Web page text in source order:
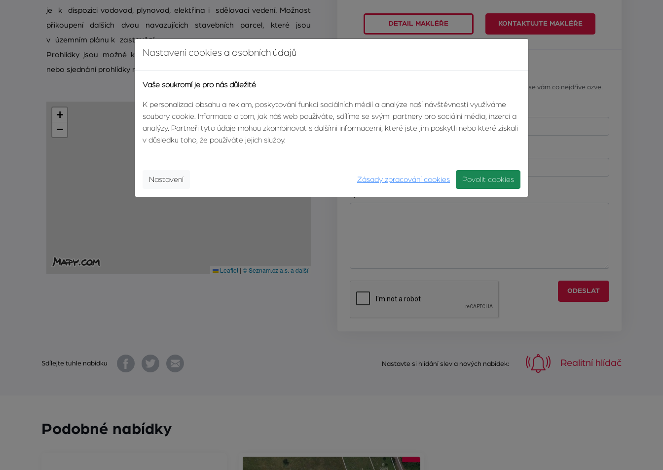
je k dispozici vodovod, plynovod, elektřina i sdělovací vedení. Možnost
přikoupení dalších dvou navazujících stavebních parcel, které jsou
v územním plánu k zastavění.
Prohlídky jsou možné kdykoliv. Pro více informací o této nemovitosti
nebo sjednání prohlídky nás prosím kontaktujte.
+
−
Leaflet | © Seznam.cz a.s. a další
DETAIL MAKLÉŘE KONTAKTUJTE MAKLÉŘE
Odpovědní formulář
Máte zájem o tuto nemovitost? Napište nám a náš makléř se vám co nejdříve ozve.
Jméno Příjmení
ODESLAT
Sdílejte tuhle nabídku Nastavte si hlídání slev a nových nabídek: Realitní hlídač
Podobné nabídky
Nastavení cookies a osobních údajů
Vaše soukromí je pro nás důležité
K personalizaci obsahu a reklam, poskytování funkcí sociálních médií a analýze naší návštěvnosti využíváme
soubory cookie. Informace o tom, jak náš web používáte, sdílíme se svými partnery pro sociální média, inzerci a
analýzy. Partneři tyto údaje mohou zkombinovat s dalšími informacemi, které jste jim poskytli nebo které získali
v důsledku toho, že používáte jejich služby.
Zásady zpracování cookies
Nastavení Povolit cookies